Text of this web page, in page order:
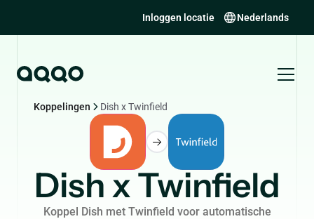
Inloggen locatie Nederlands
Koppelingen Dish x Twinfield
Dish x Twinfield
Koppel Dish met Twinfield voor automatische